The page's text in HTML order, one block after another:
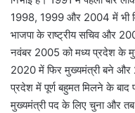
1998, 1999 और 2004 में भी
भाजपा के राष्ट्रीय सचिव और
नवंबर 2005 को मध्य प्रदेश के
2020 में फिर मुख्यमंत्री बने
प्रदेश में पूर्ण बहुमत मिलने के बाद
मुख्यमंत्री पद के लिए चुना और तब